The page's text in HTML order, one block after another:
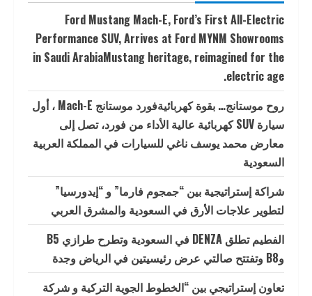
Ford Mustang Mach-E, Ford’s First All-Electric
Performance SUV, Arrives at Ford MYNM Showrooms
in Saudi ArabiaMustang heritage, reimagined for the
electric age.
روح موستانج… بقوة كهربائيةفورد موستانج Mach-E ، أول
سيارة SUV كهربائية عالية الأداء من فورد، تصل إلى
معارض محمد يوسف ناغي للسيارات في المملكة العربية
السعودية
شراكة إستراتيجية بين “جمجوم فارما” و “إيدورسيا”
لتطوير علاجات الأرق في السعودية والمشرق العربي
الفطيم تطلق DENZA في السعودية وتطرح طرازي B5
وB8 وتفتتح صالتي عرض رئيسيتين في الرياض وجدة
تعاون إستراتيجي بين “الخطوط الجوية التركية و شركة